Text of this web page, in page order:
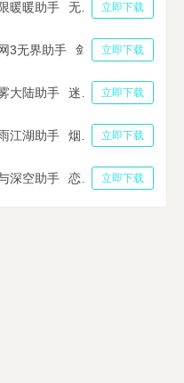
民？魔域手游2平民最强职业推荐攻略
游戏里面常见可以搬砖的项目分享
和柳二龙哪个好 哪个更值得培养
来升级吗 挂机升级软件效果怎么样
立即下载
立即下载
立即下载
立即下载
立即下载